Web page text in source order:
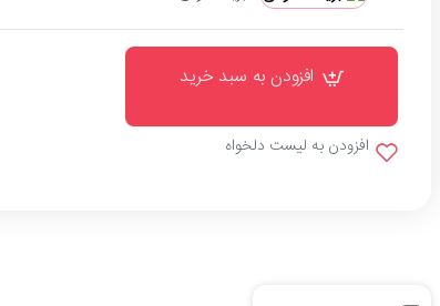
افزودن به سبد خرید
افزودن به لیست دلخواه